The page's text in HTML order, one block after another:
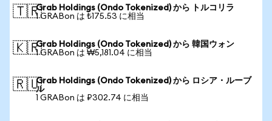
🇹🇷Grab Holdings (Ondo Tokenized) から トルコリラ
1 GRABon は ₺175.53 に相当
🇰🇷Grab Holdings (Ondo Tokenized) から 韓国ウォン
1 GRABon は ₩5,181.04 に相当
🇷🇺Grab Holdings (Ondo Tokenized) から ロシア・ルーブ
ル
1 GRABon は ₽302.74 に相当